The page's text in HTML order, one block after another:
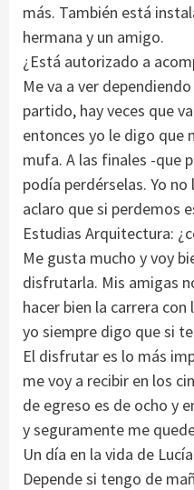
más. También está
hermana y un amigo.
¿Está autorizado a
Me va a ver
partido, hay veces que
entonces yo le digo que
mufa. A las finales -que
podía perdérselas. Yo
aclaro que si perdemos
Estudias Arquitectura:
Me gusta mucho y voy
disfrutarla. Mis amigas
hacer bien la carrera
yo siempre digo que si
El disfrutar es lo más
me voy a recibir en los
de egreso es de ocho y
y seguramente me
Un día en la vida de
Depende si tengo de